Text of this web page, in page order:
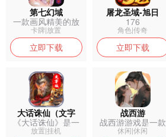
第七幻域
一款画风精美的放
置类卡牌手游
卡牌|放置
立即下载
屠龙圣域-旭日
176
角色|传奇
立即下载
大话诛仙（文字
版）
《大话诛仙》是一
款放置类RP...
放置|挂机
战西游
战西游游戏是一款
非常简好玩刺...
休闲|休闲